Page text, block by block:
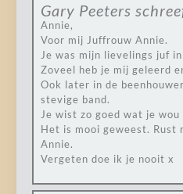
Gary Peeters
Annie,
Voor mij Juffrouw Annie.
Je was mijn lievelings juf
Zoveel heb je mij geleerd
Ook later in de
stevige band.
Je wist zo goed wat je
Het is mooi geweest. Rust
Annie.
Vergeten doe ik je nooit x